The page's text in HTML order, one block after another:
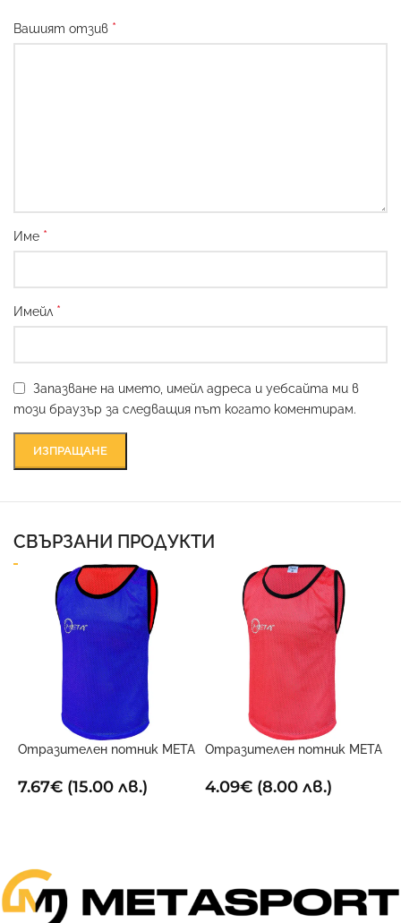
Вашият отзив *
Име *
Имейл *
Запазване на името, имейл адреса и уебсайта ми в
този браузър за следващия път когато коментирам.
СВЪРЗАНИ ПРОДУКТИ
Отразителен потник META
7.67€ (15.00 лв.)
Отразителен потник META
4.09€(8.00 лв.)